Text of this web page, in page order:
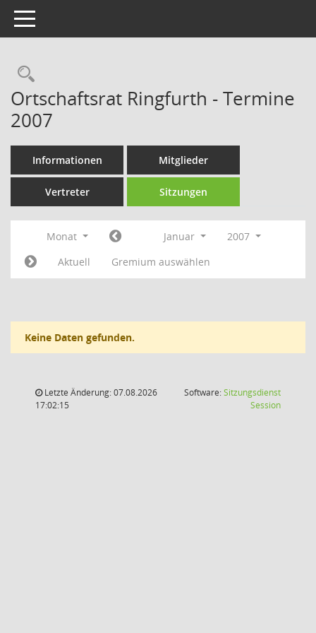
Toggle navigation
Rechercheauswahl
Ortschaftsrat Ringfurth - Termine
2007
Informationen Mitglieder
Vertreter Sitzungen
Monat Januar
2007
Aktuell
Gremium auswählen
Keine Daten gefunden.
Letzte Änderung: 07.08.2026
17:02:15
Software:Sitzungsdienst
Session(Wird in